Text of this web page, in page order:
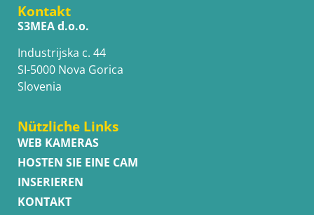
Kontakt
S3MEA d.o.o.
Industrijska c. 44
SI-5000 Nova Gorica
Slovenia
Nützliche Links
WEB KAMERAS
HOSTEN SIE EINE CAM
INSERIEREN
KONTAKT